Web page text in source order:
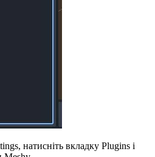
натисніть вкладку Plugins і